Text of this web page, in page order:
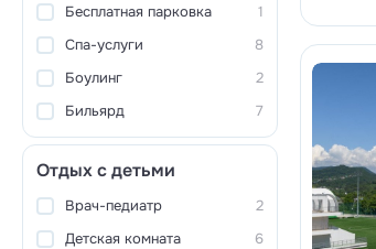
Бесплатная парковка
1
Спа-услуги
8
Боулинг
2
Бильярд
7
Отдых с детьми
Врач-педиатр
2
Детская комната
6